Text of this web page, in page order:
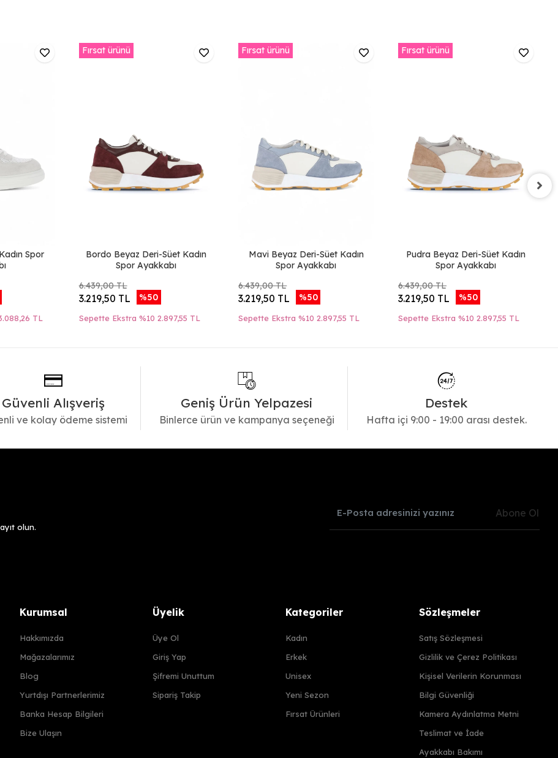
Spor
TL
Fırsat ürünü
Bordo Beyaz Deri-Süet Kadın
Spor Ayakkabı
6.439,00 TL
3.219,50 TL %50
Sepette Ekstra %10 2.897,55 TL
Fırsat ürünü
Mavi Beyaz Deri-Süet Kadın
Spor Ayakkabı
6.439,00 TL
3.219,50 TL %50
Sepette Ekstra %10 2.897,55 TL
Fırsat ürünü
Pudra Beyaz Deri-Süet Kadın
Spor Ayakkabı
6.439,00 TL
3.219,50 TL %50
Sepette Ekstra %10 2.897,55 TL
Güvenli Alışveriş
ve kolay ödeme sistemi
Geniş Ürün Yelpazesi
Binlerce ürün ve kampanya seçeneği
Destek
Hafta içi 9:00 - 19:00 arası destek.
olun.
Abone Ol
Kurumsal
Hakkımızda
Mağazalarımız
Blog
Yurtdışı Partnerlerimiz
Banka Hesap Bilgileri
Bize Ulaşın
Üyelik
Üye Ol
Giriş Yap
Şifremi Unuttum
Sipariş Takip
Kategoriler
Kadın
Erkek
Unisex
Yeni Sezon
Fırsat Ürünleri
Sözleşmeler
Satış Sözleşmesi
Gizlilik ve Çerez Politikası
Kişisel Verilerin Korunması
Bilgi Güvenliği
Kamera Aydınlatma Metni
Teslimat ve İade
Ayakkabı Bakımı